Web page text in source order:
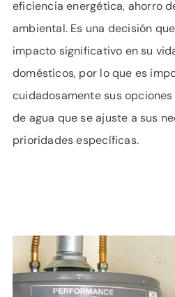
eficiencia energética, ahorro
ambiental. Es una decisión
impacto significativo en su
domésticos, por lo que es
cuidadosamente sus
de agua que se ajuste a sus
prioridades específicas.